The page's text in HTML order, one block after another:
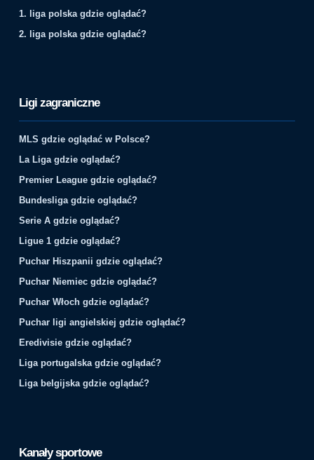
1. liga polska gdzie oglądać?
2. liga polska gdzie oglądać?
Ligi zagraniczne
MLS gdzie oglądać w Polsce?
La Liga gdzie oglądać?
Premier League gdzie oglądać?
Bundesliga gdzie oglądać?
Serie A gdzie oglądać?
Ligue 1 gdzie oglądać?
Puchar Hiszpanii gdzie oglądać?
Puchar Niemiec gdzie oglądać?
Puchar Włoch gdzie oglądać?
Puchar ligi angielskiej gdzie oglądać?
Eredivisie gdzie oglądać?
Liga portugalska gdzie oglądać?
Liga belgijska gdzie oglądać?
Kanały sportowe